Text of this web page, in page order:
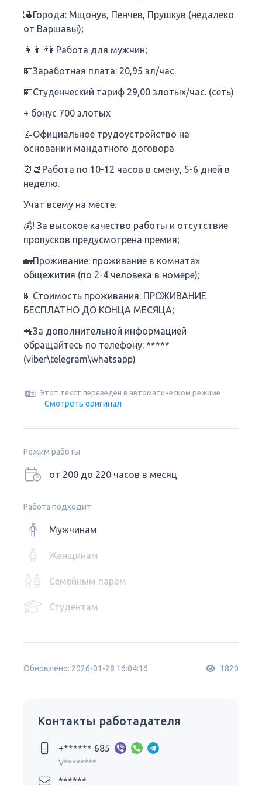
🌇Города: Мщонув, Пенчев, Прушкув (недалеко
от Варшавы);
👩👨‍ 👫 Работа для мужчин;
💵Заработная плата: 20,95 зл/час.
💴Студенческий тариф 29,00 злотых/час. (сеть)
+ бонус 700 злотых
📝Официальное трудоустройство на
основании мандатного договора
⏰📆Работа по 10-12 часов в смену, 5-6 дней в
неделю.
Учат всему на месте.
💰! За высокое качество работы и отсутствие
пропусков предусмотрена премия;
🏡Проживание: проживание в комнатах
общежития (по 2-4 человека в номере);
💵Стоимость проживания: ПРОЖИВАНИЕ
БЕСПЛАТНО ДО КОНЦА МЕСЯЦА;
📲За дополнительной информацией
обращайтесь по телефону: *****
(viber\telegram\whatsapp)
Этот текст переведен в автоматическом режиме
Смотреть оригинал
Режим работы
от 200 до 220 часов в месяц
Работа подходит
Мужчинам
Женщинам
Семейным парам
Студентам
Обновлено: 2026-01-28 16:04:16 1820
Контакты работадателя
+****** 685
V********
******